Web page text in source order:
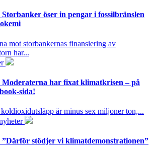
Storbanker öser in pengar i fossilbränslen
mot storbankernas finansiering av
har...
Moderaterna har fixat klimatkrisen – på
sida!
koldioxidutsläpp är minus sex miljoner ton,...
”Därför stödjer vi klimatdemonstrationen”